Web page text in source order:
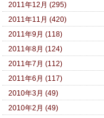
2011年12月 (295)
2011年11月 (420)
2011年9月 (118)
2011年8月 (124)
2011年7月 (112)
2011年6月 (117)
2010年3月 (49)
2010年2月 (49)